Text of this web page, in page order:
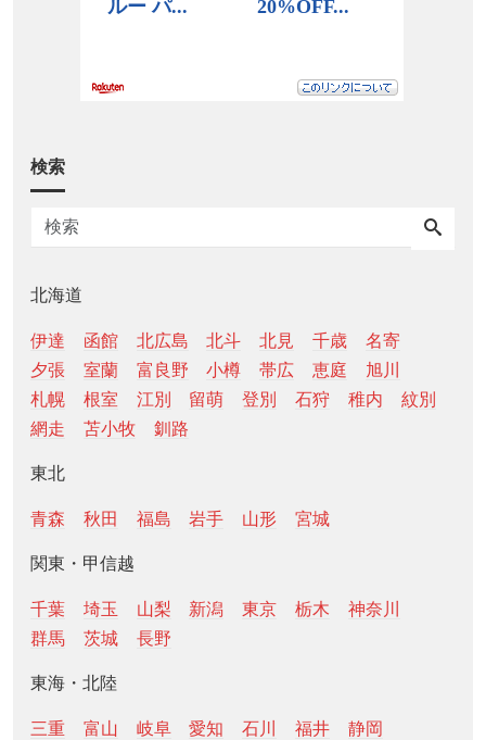
検索
北海道
伊達 函館 北広島 北斗 北見 千歳
名寄
夕張
室蘭 富良野 小樽 帯広 恵庭
旭川
札幌
根室 江別 留萌 登別 石狩 稚内
紋別
網走
苫小牧 釧路
東北
青森 秋田 福島 岩手 山形 宮城
関東・甲信越
千葉 埼玉 山梨 新潟 東京 栃木
神奈川
群馬
茨城 長野
東海・北陸
三重 富山 岐阜 愛知 石川 福井 静岡